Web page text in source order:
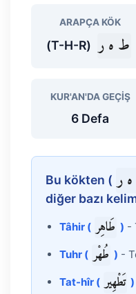
ARAPÇA KÖK
ط ه ر (T-H-R)
KUR'AN'DA GEÇIŞ
6 Defa
Bu kökten ( ر
diğer bazı
Tâhir ( طَاهِر ) -
Tuhr ( طُهْر ) -
Tat-hîr ( تَطْهِير )